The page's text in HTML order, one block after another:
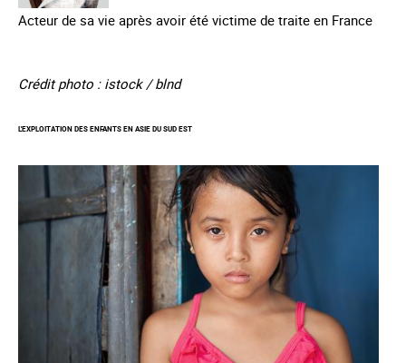
Acteur de sa vie après avoir été victime de traite en France
Crédit photo : istock / blnd
L'EXPLOITATION DES ENFANTS EN ASIE DU SUD EST